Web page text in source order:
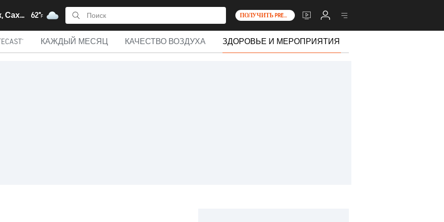
Курильск, Сахалин 62°F ПОЛУЧИТЬ PREMIUM+
КАЖДЫЙ МЕСЯЦ КАЧЕСТВО ВОЗДУХА ЗДОРОВЬЕ И МЕРОПРИЯТИЯ